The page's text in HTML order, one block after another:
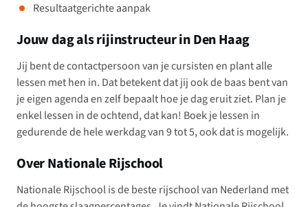
Resultaatgerichte aanpak
Jouw dag als rijinstructeur in Den Haag
Jij bent de contactpersoon van je cursisten en plant alle
lessen met hen in. Dat betekent dat jij ook de baas bent van
je eigen agenda en zelf bepaalt hoe je dag eruit ziet. Plan je
enkel lessen in de ochtend, dat kan! Boek je lessen in
gedurende de hele werkdag van 9 tot 5, ook dat is mogelijk.
Over Nationale Rijschool
Nationale Rijschool is de beste rijschool van Nederland met